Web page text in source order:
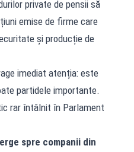
private de pensii să
emise de firme care
și producție de
imediat atenția: este
partidele importante.
rar întâlnit în Parlament
spre companii din